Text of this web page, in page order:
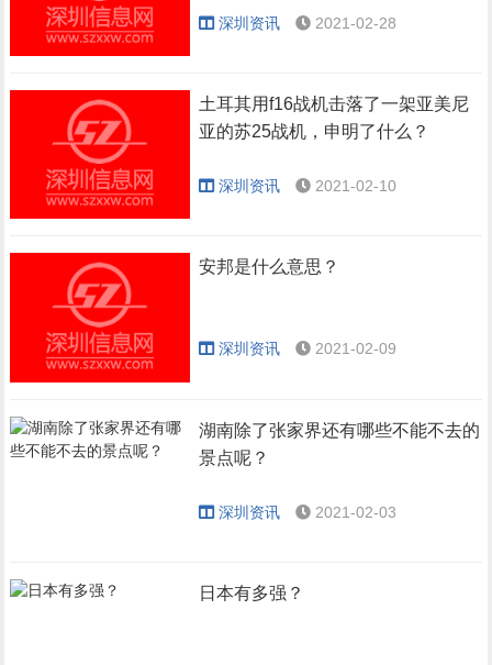
深圳资讯 2021-02-28
土耳其用f16战机击落了一架亚美尼
亚的苏25战机，申明了什么？
深圳资讯 2021-02-10
安邦是什么意思？
深圳资讯 2021-02-09
湖南除了张家界还有哪些不能不去的
景点呢？
深圳资讯 2021-02-03
日本有多强？